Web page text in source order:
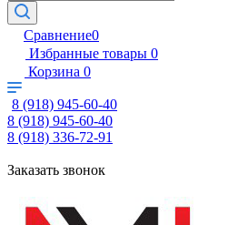
Сравнение0
Избранные товары 0
Корзина 0
8 (918) 945-60-40
8 (918) 945-60-40
8 (918) 336-72-91
Заказать звонок